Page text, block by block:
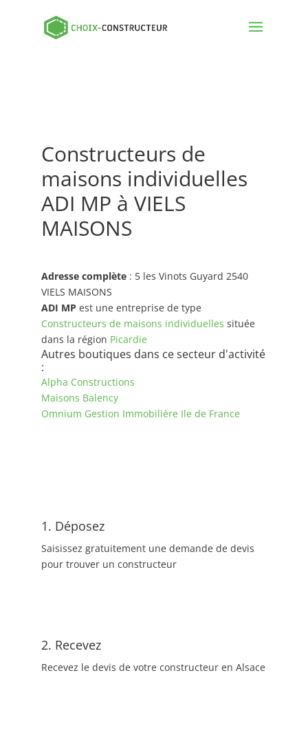
Constructeurs de
maisons individuelles
ADI MP à VIELS
MAISONS
Adresse complète: 5 les Vinots Guyard 2540
VIELS MAISONS
ADI MP est une entreprise de type
Constructeurs de maisons individuelles située
dans la région Picardie
Autres boutiques dans ce secteur d'activité
:
Alpha Constructions
Maisons Balency
Omnium Gestion Immobilière Ile de France
1. Déposez
Saisissez gratuitement une demande de devis
pour trouver un constructeur
2. Recevez
Recevez le devis de votre constructeur en Alsace